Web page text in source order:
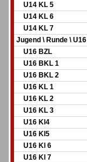
U14 KL 5
U14 KL 6
U14 KL 7
Jugend \ Runde \ U16
U16 BZL
U16 BKL 1
U16 BKL 2
U16 KL 1
U16 KL 2
U16 KL 3
U16 Kl4
U16 Kl5
U16 Kl 6
U16 Kl 7